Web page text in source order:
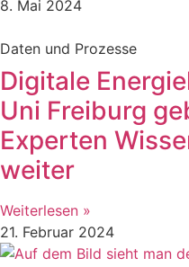
8. Mai 2024
Daten und Prozesse
Digitale
Uni Freiburg
Experten
weiter
Weiterlesen »
21. Februar 2024